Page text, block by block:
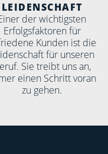
LEIDEN­SCHAFT
der wichtigsten
Erfolgsfaktoren für
Kunden ist die
für unseren
Sie treibt uns an,
einen Schritt voran
zu gehen.
SIE NAH